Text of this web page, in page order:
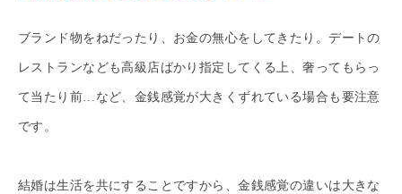
ブランド物をねだったり、お金の無心をしてきたり。デートの
レストランなども高級店ばかり指定してくる上、奢ってもらっ
て当たり前…など、金銭感覚が大きくずれている場合も要注意
です。
結婚は生活を共にすることですから、金銭感覚の違いは大きな